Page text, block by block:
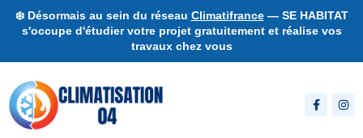
❄️ Désormais au sein du réseau Climatifrance— SE HABITAT
s'occupe d'étudier votre projet gratuitement et réalise vos
travaux chez vous